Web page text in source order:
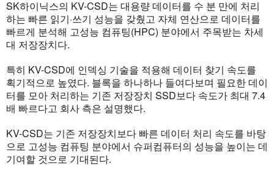
SK하이닉스의 KV-CSD는 대용량 데이터를 수 분 만에 처리
하는 빠른 읽기·쓰기 성능을 갖췄고 자체 연산으로 데이터를
빠르게 분석해 고성능 컴퓨팅(HPC) 분야에서 주목받는 차세
대 저장장치다.
특히 KV-CSD에 인덱싱 기술을 적용해 데이터 찾기 속도를
획기적으로 높였다. 블록을 하나하나 들여다보며 필요한 데이
터를 모아 처리하는 기존 저장장치 SSD보다 속도가 최대 7.4
배 빠르다고 회사 측은 설명했다.
KV-CSD는 기존 저장장치보다 빠른 데이터 처리 속도를 바탕
으로 고성능 컴퓨팅 분야에서 슈퍼컴퓨터의 성능을 높이는 데
기여할 것으로 기대된다.